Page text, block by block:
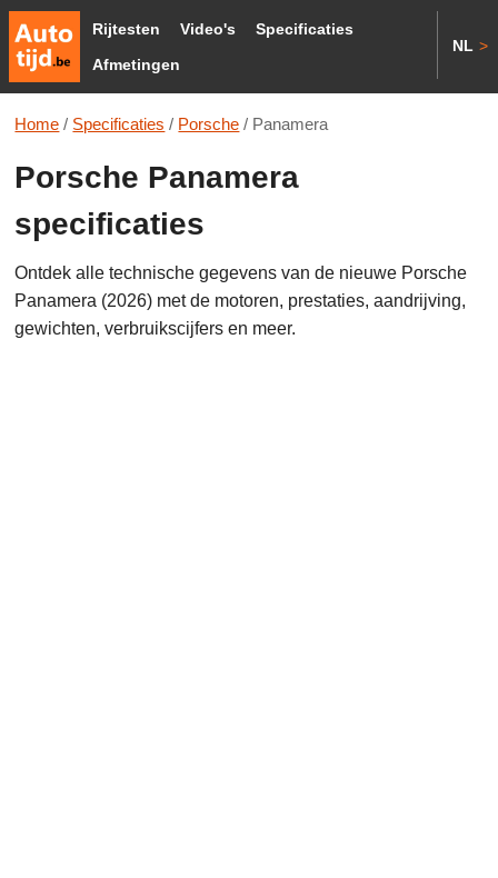
Rijtesten Video's
Specificaties
Afmetingen
NL >
Home / Specificaties / Porsche / Panamera
Porsche Panamera
specificaties
Ontdek alle technische gegevens van de nieuwe Porsche
Panamera (2026) met de motoren, prestaties, aandrijving,
gewichten, verbruikscijfers en meer.